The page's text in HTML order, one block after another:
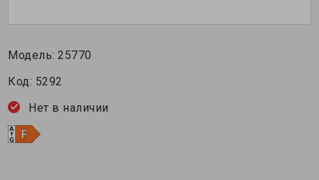
Модель:25770
Код: 5292
Нет в наличии